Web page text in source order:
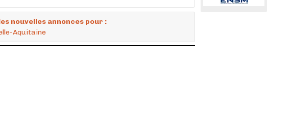
nouvelles annonces pour :
Aquitaine